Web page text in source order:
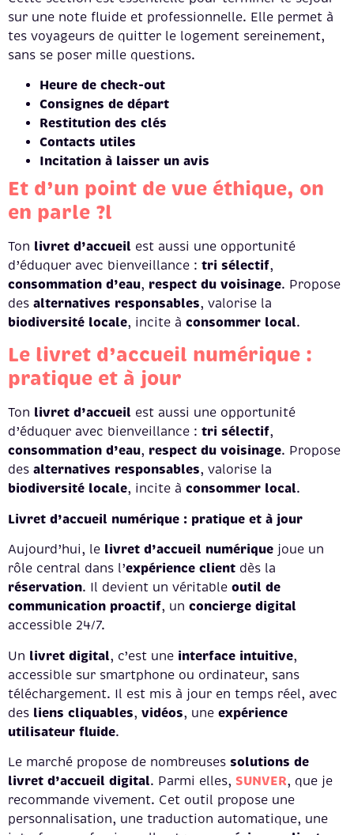
sur une note fluide et professionnelle. Elle permet à
tes voyageurs de quitter le logement sereinement,
sans se poser mille questions.
Heure de check-out
Consignes de départ
Restitution des clés
Contacts utiles
Incitation à laisser un avis
Et d’un point de vue éthique, on
en parle ?l
Ton livret d’accueil est aussi une opportunité
d’éduquer avec bienveillance : tri sélectif,
consommation d’eau, respect du voisinage. Propose
des alternatives responsables, valorise la
biodiversité locale, incite à consommer local.
Le livret d’accueil numérique :
pratique et à jour
Ton livret d’accueil est aussi une opportunité
d’éduquer avec bienveillance : tri sélectif,
consommation d’eau, respect du voisinage. Propose
des alternatives responsables, valorise la
biodiversité locale, incite à consommer local.
Livret d’accueil numérique : pratique et à jour
Aujourd’hui, le livret d’accueil numérique joue un
rôle central dans l’expérience client dès la
réservation. Il devient un véritable outil de
communication proactif, un concierge digital
accessible 24/7.
Un livret digital, c’est une interface intuitive,
accessible sur smartphone ou ordinateur, sans
téléchargement. Il est mis à jour en temps réel, avec
des liens cliquables, vidéos, une expérience
utilisateur fluide.
Le marché propose de nombreuses solutions de
livret d’accueil digital. Parmi elles, SUNVER, que je
recommande vivement. Cet outil propose une
personnalisation, une traduction automatique, une